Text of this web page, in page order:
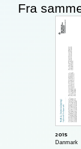
Fra
2015
Danmark